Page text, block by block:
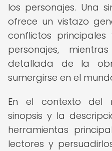
los personajes. Una
ofrece un vistazo
conflictos
personajes,
detallada de la
sumergirse en el
En el contexto del
sinopsis y la
herramientas
lectores y